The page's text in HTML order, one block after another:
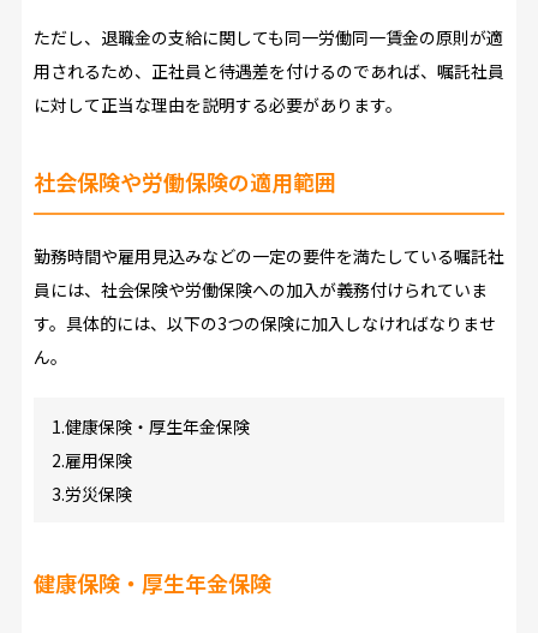
ただし、退職金の支給に関しても同一労働同一賃金の原則が適
用されるため、正社員と待遇差を付けるのであれば、嘱託社員
に対して正当な理由を説明する必要があります。
社会保険や労働保険の適用範囲
勤務時間や雇用見込みなどの一定の要件を満たしている嘱託社
員には、社会保険や労働保険への加入が義務付けられていま
す。具体的には、以下の3つの保険に加入しなければなりませ
ん。
1.健康保険・厚生年金保険
2.雇用保険
3.労災保険
健康保険・厚生年金保険